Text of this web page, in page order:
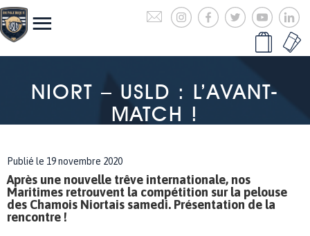
NIORT – USLD : L’AVANT-
MATCH !
Publié le 19 novembre 2020
Après une nouvelle trêve internationale, nos
Maritimes retrouvent la compétition sur la pelouse
des Chamois Niortais samedi. Présentation de la
rencontre !